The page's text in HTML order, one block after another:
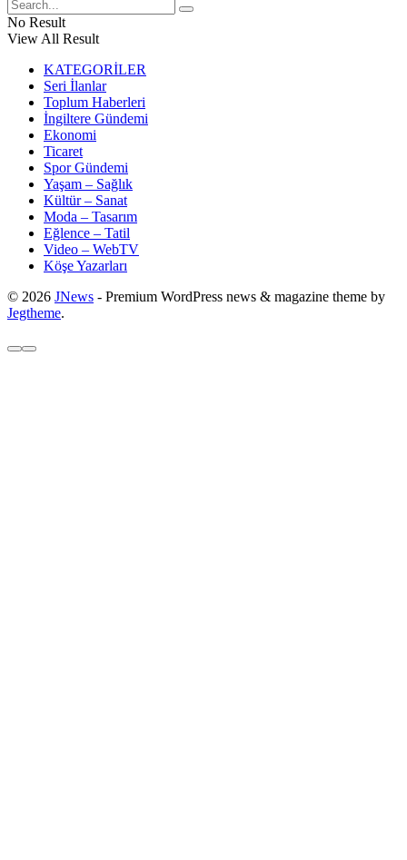
No Result
View All Result
KATEGORİLER
Seri İlanlar
Toplum Haberleri
İngiltere Gündemi
Ekonomi
Ticaret
Spor Gündemi
Yaşam – Sağlık
Kültür – Sanat
Moda – Tasarım
Eğlence – Tatil
Video – WebTV
Köşe Yazarları
© 2026 JNews - Premium WordPress news & magazine theme by
Jegtheme.